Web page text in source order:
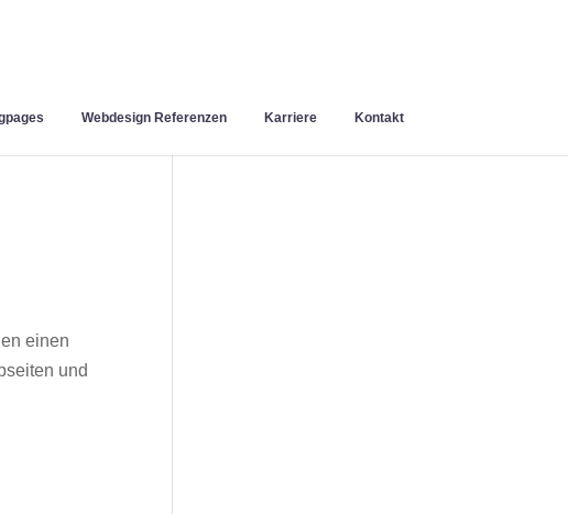
Webdesign Referenzen Karriere Kontakt
einen
und